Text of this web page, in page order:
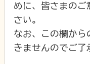
めに、皆さまのご
さい。
なお、この欄から
きませんのでご了